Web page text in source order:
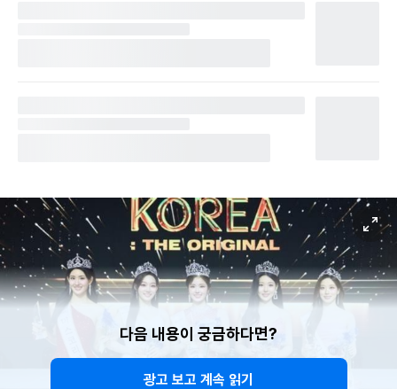
다음 내용이 궁금하다면?
광고 보고 계속 읽기